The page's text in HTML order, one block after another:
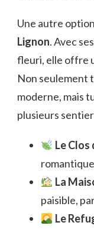
Une autre
Lignon. Avec
fleuri, elle offre
Non seulement
moderne, mais
plusieurs
Le
La
paisible,
Le